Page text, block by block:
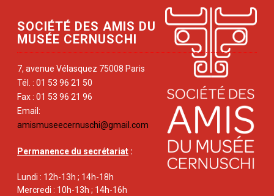
SOCIÉTÉ DES AMIS DU
MUSÉE CERNUSCHI
7, avenue Vélasquez 75008 Paris
Tél. : 01 53 96 21 50
Fax : 01 53 96 21 96
Email:
amismuseecernuschi@gmail.com
Permanence du secrétariat :
Lundi : 12h-13h ; 14h-18h
Mercredi : 10h-13h ; 14h-16h